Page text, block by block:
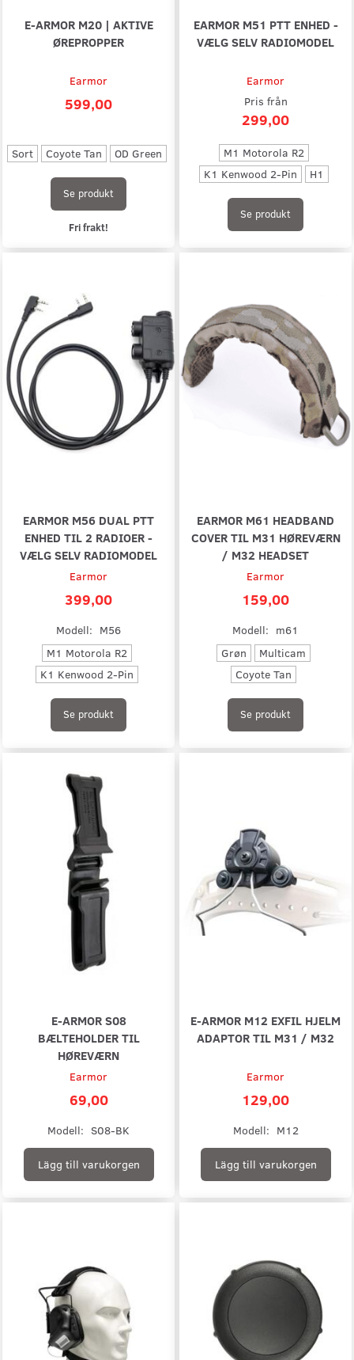
E-ARMOR M20 | AKTIVE
ØREPROPPER
Earmor
599,00
Sort Coyote Tan OD Green
Se produkt
Fri frakt!
EARMOR M51 PTT ENHED -
VÆLG SELV RADIOMODEL
Earmor
Pris från
299,00
M1 Motorola R2
K1 Kenwood 2-Pin
H1
Se produkt
EARMOR M56 DUAL PTT
ENHED TIL 2 RADIOER -
VÆLG SELV RADIOMODEL
Earmor
399,00
Modell: M56
M1 Motorola R2
K1 Kenwood 2-Pin
Se produkt
EARMOR M61 HEADBAND
COVER TIL M31 HØREVÆRN
/ M32 HEADSET
Earmor
159,00
Modell: m61
Grøn
Multicam
Coyote Tan
Se produkt
E-ARMOR S08
BÆLTEHOLDER TIL
HØREVÆRN
Earmor
69,00
Modell: S08-BK
Lägg till varukorgen
E-ARMOR M12 EXFIL HJELM
ADAPTOR TIL M31 / M32
Earmor
129,00
Modell: M12
Lägg till varukorgen